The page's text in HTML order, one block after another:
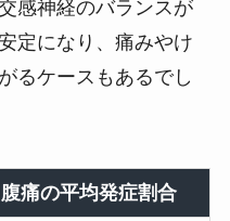
感神経のバランスが
定になり、痛みやけ
るケースもあるでし
腹痛の平均発症割合